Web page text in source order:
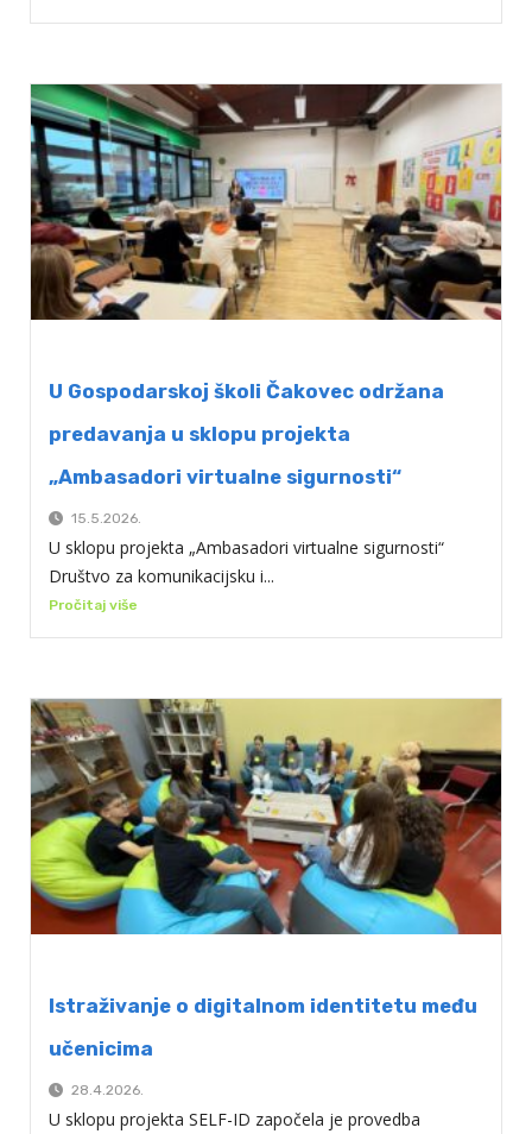
U Gospodarskoj školi Čakovec održana
predavanja u sklopu projekta
„Ambasadori virtualne sigurnosti“
15.5.2026.
U sklopu projekta „Ambasadori virtualne sigurnosti“
Društvo za komunikacijsku i...
Pročitaj više
Istraživanje o digitalnom identitetu među
učenicima
28.4.2026.
U sklopu projekta SELF-ID započela je provedba